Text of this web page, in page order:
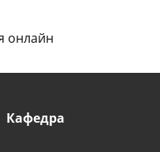
онлайн
Кафедра